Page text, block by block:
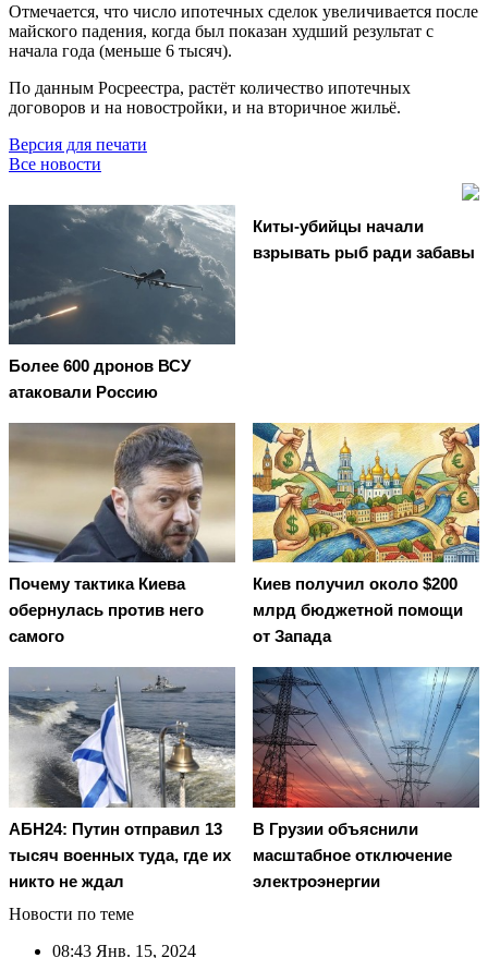
Отмечается, что число ипотечных сделок увеличивается после
майского падения, когда был показан худший результат с
начала года (меньше 6 тысяч).
По данным Росреестра, растёт количество ипотечных
договоров и на новостройки, и на вторичное жильё.
Версия для печати
Все новости
Более 600 дронов ВСУ
атаковали Россию
Киты-убийцы начали
взрывать рыб ради забавы
Почему тактика Киева
обернулась против него
самого
Киев получил около $200
млрд бюджетной помощи
от Запада
АБН24: Путин отправил 13
тысяч военных туда, где их
никто не ждал
В Грузии объяснили
масштабное отключение
электроэнергии
Новости по теме
08:43 Янв. 15, 2024